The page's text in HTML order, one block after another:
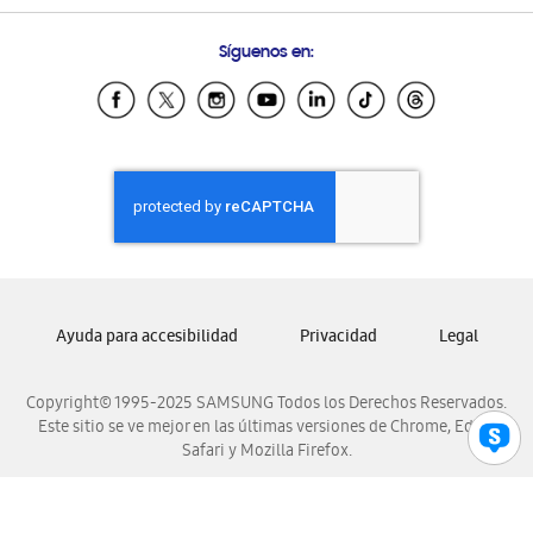
Samsung Ecuador
Samsung El Salvador
Samsung Honduras
Samsung Nicaragua
Samsung Panamá
Samsung Venezuela
Síguenos en:
Copyright© 1995-2025 SAMSUNG Todos los Derechos Reservados.
Este sitio se ve mejor en las últimas versiones de Chrome, Edge,
Safari y Mozilla Firefox.
Ayuda para accesibilidad Privacidad Legal